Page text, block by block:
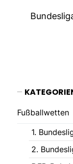
Fußballwetten
1.
2.